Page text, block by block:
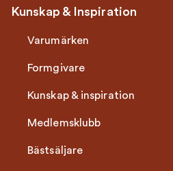
Kunskap & Inspiration
Varumärken
Formgivare
Kunskap & inspiration
Medlemsklubb
Bästsäljare